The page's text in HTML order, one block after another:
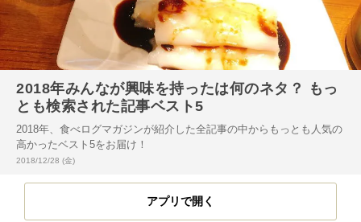
2018年みんなが興味を持ったは何のネタ？ もっ
とも検索された記事ベスト5
2018年、食べログマガジンが紹介した全記事の中からもっとも人気の
高かったベスト5をお届け！
投稿日:
2018/12/28 (金)
アプリで開く